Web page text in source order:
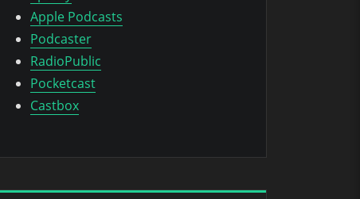
Apple Podcasts
Podcaster
RadioPublic
Pocketcast
Castbox